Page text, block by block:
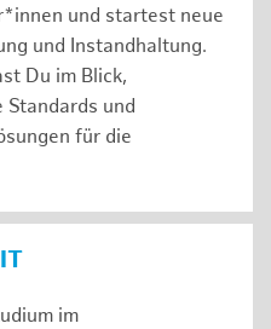
und startest neue
und Instandhaltung.
Du im Blick,
Standards und
für die
im